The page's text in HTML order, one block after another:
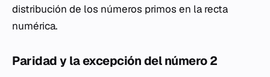
distribución de los números primos en la recta
numérica.
Paridad y la excepción del número 2